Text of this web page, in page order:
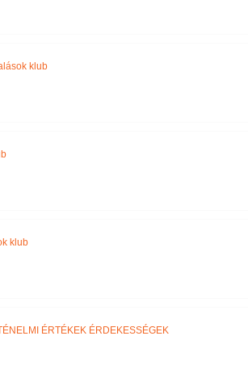
klub
klub
ÉRTÉKEK ÉRDEKESSÉGEK